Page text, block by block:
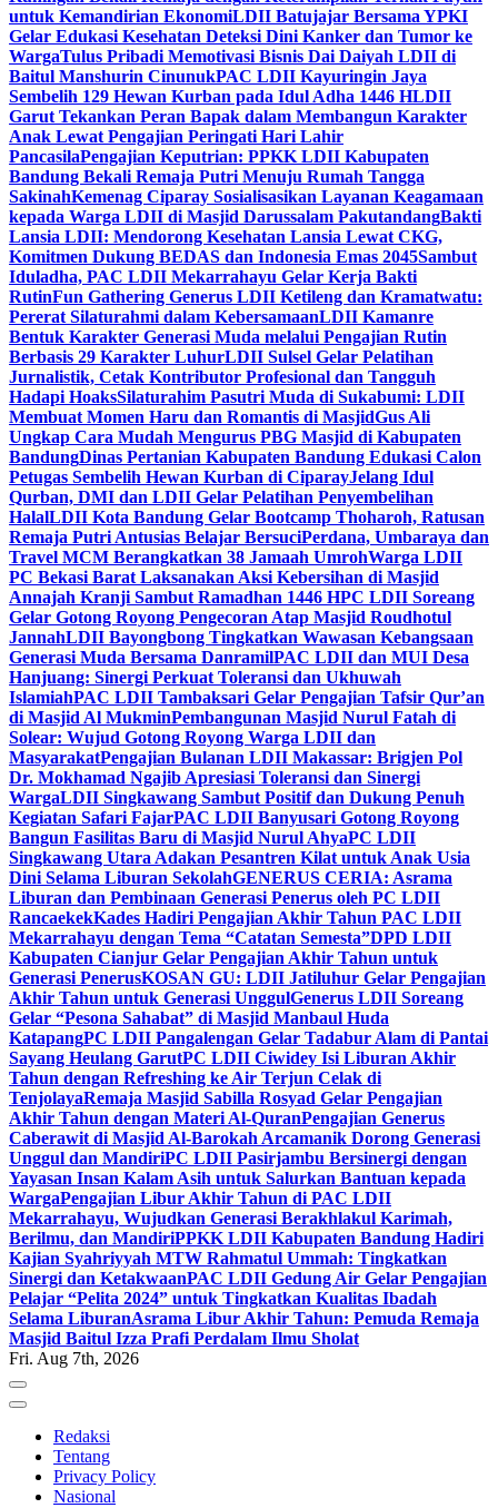
untuk Kemandirian EkonomiLDII Batujajar Bersama YPKI
Gelar Edukasi Kesehatan Deteksi Dini Kanker dan Tumor ke
WargaTulus Pribadi Memotivasi Bisnis Dai Daiyah LDII di
Baitul Manshurin CinunukPAC LDII Kayuringin Jaya
Sembelih 129 Hewan Kurban pada Idul Adha 1446 HLDII
Garut Tekankan Peran Bapak dalam Membangun Karakter
Anak Lewat Pengajian Peringati Hari Lahir
PancasilaPengajian Keputrian: PPKK LDII Kabupaten
Bandung Bekali Remaja Putri Menuju Rumah Tangga
SakinahKemenag Ciparay Sosialisasikan Layanan Keagamaan
kepada Warga LDII di Masjid Darussalam PakutandangBakti
Lansia LDII: Mendorong Kesehatan Lansia Lewat CKG,
Komitmen Dukung BEDAS dan Indonesia Emas 2045Sambut
Iduladha, PAC LDII Mekarrahayu Gelar Kerja Bakti
RutinFun Gathering Generus LDII Ketileng dan Kramatwatu:
Pererat Silaturahmi dalam KebersamaanLDII Kamanre
Bentuk Karakter Generasi Muda melalui Pengajian Rutin
Berbasis 29 Karakter LuhurLDII Sulsel Gelar Pelatihan
Jurnalistik, Cetak Kontributor Profesional dan Tangguh
Hadapi HoaksSilaturahim Pasutri Muda di Sukabumi: LDII
Membuat Momen Haru dan Romantis di MasjidGus Ali
Ungkap Cara Mudah Mengurus PBG Masjid di Kabupaten
BandungDinas Pertanian Kabupaten Bandung Edukasi Calon
Petugas Sembelih Hewan Kurban di CiparayJelang Idul
Qurban, DMI dan LDII Gelar Pelatihan Penyembelihan
HalalLDII Kota Bandung Gelar Bootcamp Thoharoh, Ratusan
Remaja Putri Antusias Belajar BersuciPerdana, Umbaraya dan
Travel MCM Berangkatkan 38 Jamaah UmrohWarga LDII
PC Bekasi Barat Laksanakan Aksi Kebersihan di Masjid
Annajah Kranji Sambut Ramadhan 1446 HPC LDII Soreang
Gelar Gotong Royong Pengecoran Atap Masjid Roudhotul
JannahLDII Bayongbong Tingkatkan Wawasan Kebangsaan
Generasi Muda Bersama DanramilPAC LDII dan MUI Desa
Hanjuang: Sinergi Perkuat Toleransi dan Ukhuwah
IslamiahPAC LDII Tambaksari Gelar Pengajian Tafsir Qur’an
di Masjid Al MukminPembangunan Masjid Nurul Fatah di
Solear: Wujud Gotong Royong Warga LDII dan
MasyarakatPengajian Bulanan LDII Makassar: Brigjen Pol
Dr. Mokhamad Ngajib Apresiasi Toleransi dan Sinergi
WargaLDII Singkawang Sambut Positif dan Dukung Penuh
Kegiatan Safari FajarPAC LDII Banyusari Gotong Royong
Bangun Fasilitas Baru di Masjid Nurul AhyaPC LDII
Singkawang Utara Adakan Pesantren Kilat untuk Anak Usia
Dini Selama Liburan SekolahGENERUS CERIA: Asrama
Liburan dan Pembinaan Generasi Penerus oleh PC LDII
RancaekekKades Hadiri Pengajian Akhir Tahun PAC LDII
Mekarrahayu dengan Tema “Catatan Semesta”DPD LDII
Kabupaten Cianjur Gelar Pengajian Akhir Tahun untuk
Generasi PenerusKOSAN GU: LDII Jatiluhur Gelar Pengajian
Akhir Tahun untuk Generasi UnggulGenerus LDII Soreang
Gelar “Pesona Sahabat” di Masjid Manbaul Huda
KatapangPC LDII Pangalengan Gelar Tadabur Alam di Pantai
Sayang Heulang GarutPC LDII Ciwidey Isi Liburan Akhir
Tahun dengan Refreshing ke Air Terjun Celak di
TenjolayaRemaja Masjid Sabilla Rosyad Gelar Pengajian
Akhir Tahun dengan Materi Al-QuranPengajian Generus
Caberawit di Masjid Al-Barokah Arcamanik Dorong Generasi
Unggul dan MandiriPC LDII Pasirjambu Bersinergi dengan
Yayasan Insan Kalam Asih untuk Salurkan Bantuan kepada
WargaPengajian Libur Akhir Tahun di PAC LDII
Mekarrahayu, Wujudkan Generasi Berakhlakul Karimah,
Berilmu, dan MandiriPPKK LDII Kabupaten Bandung Hadiri
Kajian Syahriyyah MTW Rahmatul Ummah: Tingkatkan
Sinergi dan KetakwaanPAC LDII Gedung Air Gelar Pengajian
Pelajar “Pelita 2024” untuk Tingkatkan Kualitas Ibadah
Selama LiburanAsrama Libur Akhir Tahun: Pemuda Remaja
Masjid Baitul Izza Prafi Perdalam Ilmu Sholat
Fri. Aug 7th, 2026
Redaksi
Tentang
Privacy Policy
Nasional